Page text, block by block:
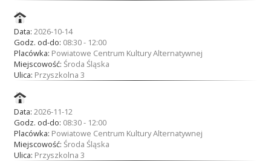
Data: 2026-10-14
Godz. od-do: 08:30 - 12:00
Placówka: Powiatowe Centrum Kultury Alternatywnej
Miejscowość: Środa Śląska
Ulica: Przyszkolna 3
Data: 2026-11-12
Godz. od-do: 08:30 - 12:00
Placówka: Powiatowe Centrum Kultury Alternatywnej
Miejscowość: Środa Śląska
Ulica: Przyszkolna 3